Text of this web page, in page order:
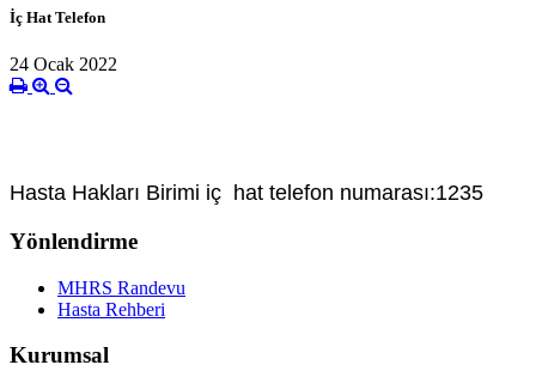
İç Hat Telefon
24 Ocak 2022
Hasta Hakları Birimi iç hat telefon numarası:1235
Yönlendirme
MHRS Randevu
Hasta Rehberi
Kurumsal